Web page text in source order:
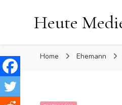
Heute
Home Ehemann